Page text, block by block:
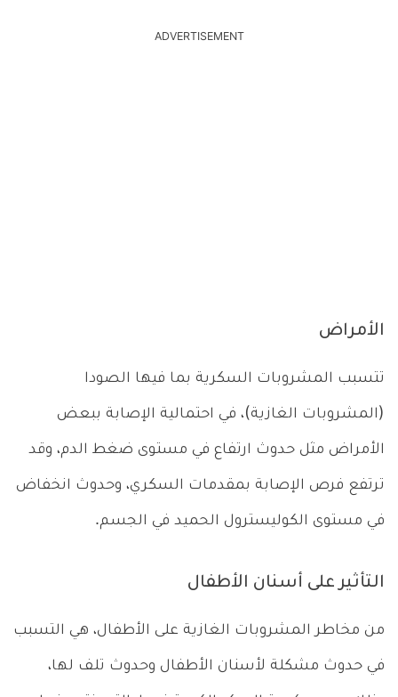
ADVERTISEMENT
الأمراض
تتسبب المشروبات السكرية بما فيها الصودا
(المشروبات الغازية)، في احتمالية الإصابة ببعض
الأمراض مثل حدوث ارتفاع في مستوى ضغط الدم، وقد
ترتفع فرص الإصابة بمقدمات السكري، وحدوث انخفاض
في مستوى الكوليسترول الحميد في الجسم.
التأثير على أسنان الأطفال
من مخاطر المشروبات الغازية على الأطفال، هي التسبب
في حدوث مشكلة لأسنان الأطفال وحدوث تلف لها،